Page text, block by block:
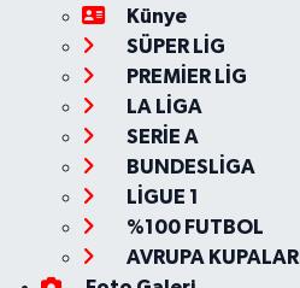
Künye
SÜPER LİG
PREMİER LİG
LA LİGA
SERİE A
BUNDESLİGA
LİGUE 1
%100 FUTBOL
AVRUPA KUPALARI